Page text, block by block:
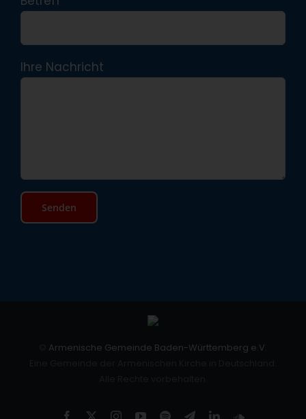
Ihre Nachricht
Armenische Gemeinde Baden-Württemberg e.V.
Facebook InstagramYouTube
SpotifyTelegramLinkedInSoundCloud